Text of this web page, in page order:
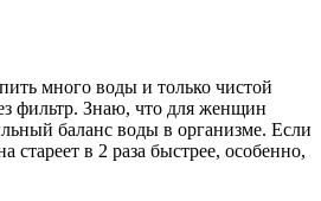
много воды и только чистой
фильтр. Знаю, что для женщин
баланс воды в организме. Если
стареет в 2 раза быстрее, особенно,